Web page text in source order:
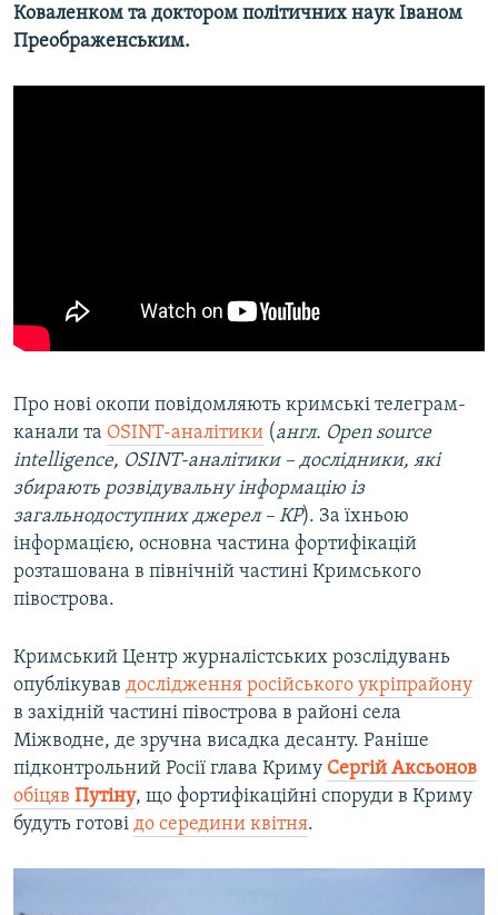
Коваленком та доктором політичних наук Іваном
Преображенським.
Про нові окопи повідомляють кримські телеграм-
канали та OSINT-аналітики (англ. Open source
intelligence, OSINT-аналітики – дослідники, які
збирають розвідувальну інформацію із
загальнодоступних джерел – КР). За їхньою
інформацією, основна частина фортифікацій
розташована в північній частині Кримського
півострова.
Кримський Центр журналістських розслідувань
опублікував дослідження російського укріпрайону
в західній частині півострова в районі села
Міжводне, де зручна висадка десанту. Раніше
підконтрольний Росії глава Криму Сергій Аксьонов
обіцяв Путіну, що фортифікаційні споруди в Криму
будуть готові до середини квітня.